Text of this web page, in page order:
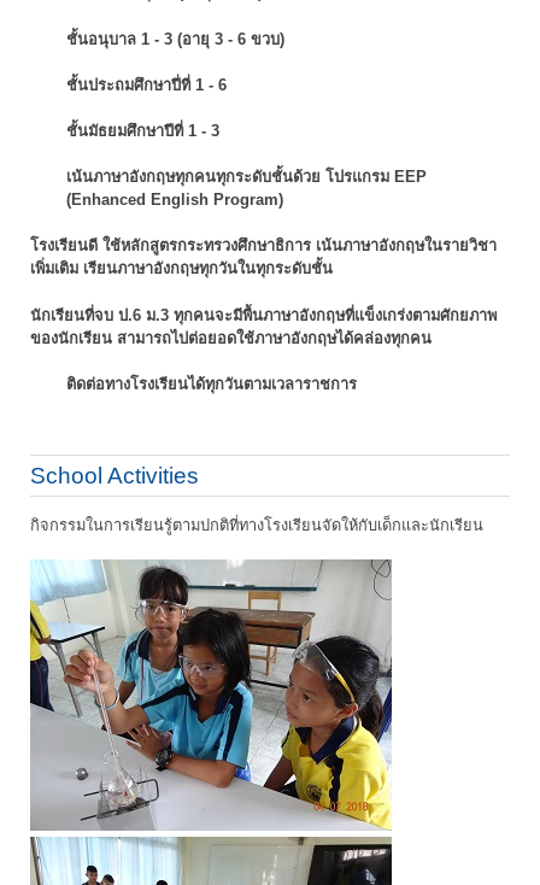
ชั้นอนุบาล 1 - 3 (อายุ 3 - 6 ขวบ)
ชั้นประถมศึกษาปี่ที่ 1 - 6
ชั้นมัธยมศึกษาปีที่ 1 - 3
เน้นภาษาอังกฤษทุกคนทุกระดับชั้นด้วย โปรแกรม EEP
(Enhanced English Program)
โรงเรียนดี ใช้หลักสูตรกระทรวงศึกษาธิการ เน้นภาษาอังกฤษในรายวิชา
เพิ่มเติม เรียนภาษาอังกฤษทุกวันในทุกระดับชั้น
นักเรียนที่จบ ป.6 ม.3 ทุกคนจะมีพื้นภาษาอังกฤษที่แข็งเกร่งตามศักยภาพ
ของนักเรียน สามารถไปต่อยอดใช้ภาษาอังกฤษได้คล่องทุกคน
ติดต่อทางโรงเรียนได้ทุกวันตามเวลาราชการ
School Activities
กิจกรรมในการเรียนรู้ตามปกติที่ทางโรงเรียนจัดให้กับเด็กและนักเรียน